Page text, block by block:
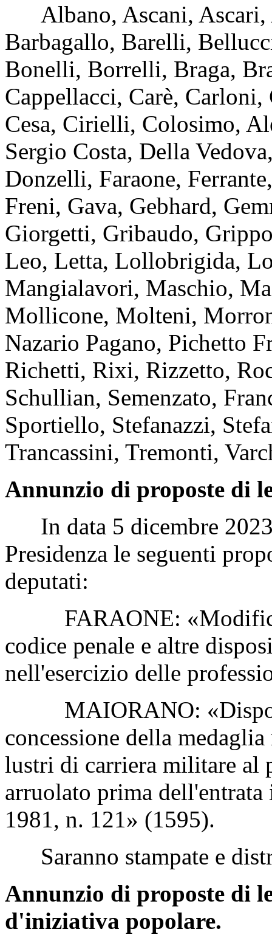
Albano, Ascani, Ascari,
Barbagallo, Barelli,
Bonelli, Borrelli, Braga,
Cappellacci, Carè, Carloni,
Cesa, Cirielli, Colosimo,
Sergio Costa, Della
Donzelli, Faraone,
Freni, Gava, Gebhard,
Giorgetti, Gribaudo,
Leo, Letta, Lollobrigida,
Mangialavori, Maschio,
Mollicone, Molteni,
Nazario Pagano, Pichetto
Richetti, Rixi, Rizzetto,
Schullian, Semenzato,
Sportiello, Stefanazzi,
Trancassini, Tremonti,
Annunzio di proposte di
In data 5 dicembre 2023
Presidenza le seguenti
deputati:
FARAONE:
codice penale e altre
nell'esercizio delle
MAIORANO:
concessione della
lustri di carriera militare al
arruolato prima
1981, n. 121» (1595).
Saranno stampate e
Annunzio di proposte di
d'iniziativa popolare.